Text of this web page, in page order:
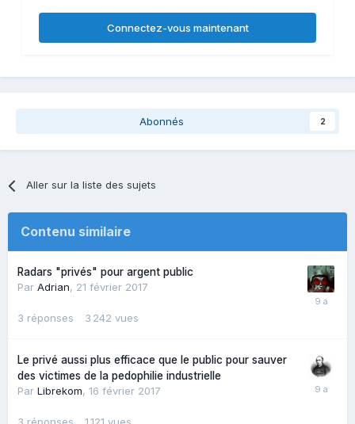
Connectez-vous maintenant
Abonnés 2
Aller sur la liste des sujets
Contenu similaire
Radars "privés" pour argent public
Par Adrian, 21 février 2017
3 réponses 3 242 vues
Le privé aussi plus efficace que le public pour sauver
des victimes de la pedophilie industrielle
Par Librekom, 16 février 2017